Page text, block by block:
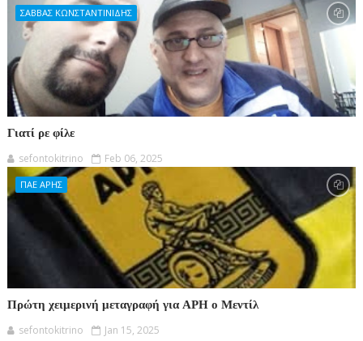
ΣΑΒΒΑΣ ΚΩΝΣΤΑΝΤΙΝΙΔΗΣ
Γιατί ρε φίλε
sefontokitrino Feb 06, 2025
ΠΑΕ ΑΡΗΣ
Πρώτη χειμερινή μεταγραφή για ΑΡΗ ο Μεντίλ
sefontokitrino Jan 15, 2025